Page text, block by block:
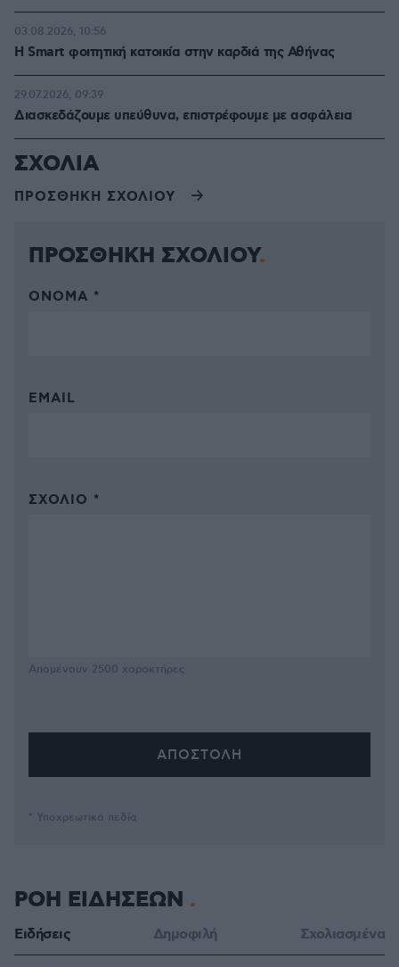
Η Smart φοιτητική κατοικία στην καρδιά της Αθήνας
03.08.2026, 10:56
Διασκεδάζουμε υπεύθυνα, επιστρέφουμε με ασφάλεια
29.07.2026, 09:39
ΣΧΟΛΙΑ
ΠΡΟΣΘΗΚΗ ΣΧΟΛΙΟΥ
ΠΡΟΣΘΗΚΗ ΣΧΟΛΙΟΥ
ΌΝΟΜΑ *
EMAIL
ΣΧΌΛΙΟ *
Απομένουν 2500 χαρακτήρες
* Υποχρεωτικά πεδία
ΡΟΗ ΕΙΔΗΣΕΩΝ
Ειδήσεις Δημοφιλή Σχολιασμένα